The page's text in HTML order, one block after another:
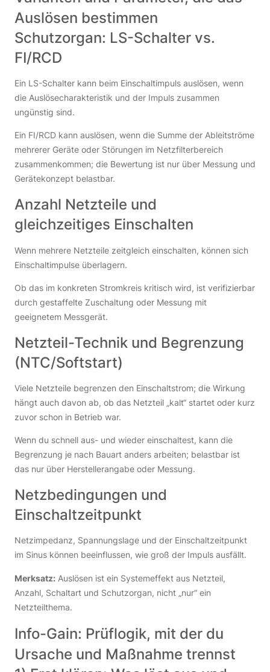
Auslösen bestimmen
Schutzorgan: LS-Schalter vs.
FI/RCD
Ein LS-Schalter kann beim Einschaltimpuls auslösen, wenn
die Auslösecharakteristik und der Impuls zusammen
ungünstig sind.
Ein FI/RCD kann auslösen, wenn die Summe der Ableitströme
mehrerer Geräte oder Störungen im Netzfilterbereich
zusammenkommen; die Bewertung ist nur über Messung und
Gerätekonzept belastbar.
Anzahl Netzteile und
gleichzeitiges Einschalten
Wenn mehrere Netzteile zeitgleich einschalten, können sich
Einschaltimpulse überlagern.
Ob das im konkreten Stromkreis kritisch wird, ist verifizierbar
durch gestaffelte Zuschaltung oder Messung mit
geeignetem Messgerät.
Netzteil-Technik und Begrenzung
(NTC/Softstart)
Viele Netzteile begrenzen den Einschaltstrom; die Wirkung
hängt auch davon ab, ob das Netzteil „kalt“ startet oder kurz
zuvor schon in Betrieb war.
Wenn du schnell aus- und wieder einschaltest, kann die
Begrenzung je nach Bauart anders arbeiten; belastbar ist
das nur über Herstellerangabe oder Messung.
Netzbedingungen und
Einschaltzeitpunkt
Netzimpedanz, Spannungslage und der Einschaltzeitpunkt
im Sinus können beeinflussen, wie groß der Impuls ausfällt.
Merksatz: Auslösen ist ein Systemeffekt aus Netzteil,
Anzahl, Schaltart und Schutzorgan, nicht „nur“ ein
Netzteilthema.
Info-Gain: Prüflogik, mit der du
Ursache und Maßnahme trennst